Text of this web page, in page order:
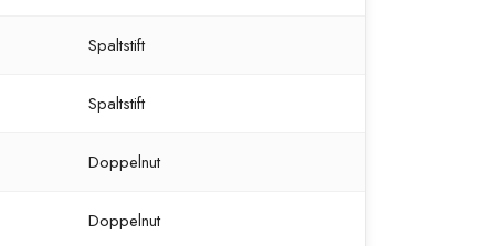
Spaltstift
Spaltstift
Doppelnut
Doppelnut